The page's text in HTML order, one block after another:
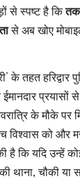
से स्पष्ट है कि
से अब खोए
के तहत हरिद्वार
प्रयासों से
के मौके पर
विश्वास को और
है कि यदि उन्हें
थाना, चौकी या